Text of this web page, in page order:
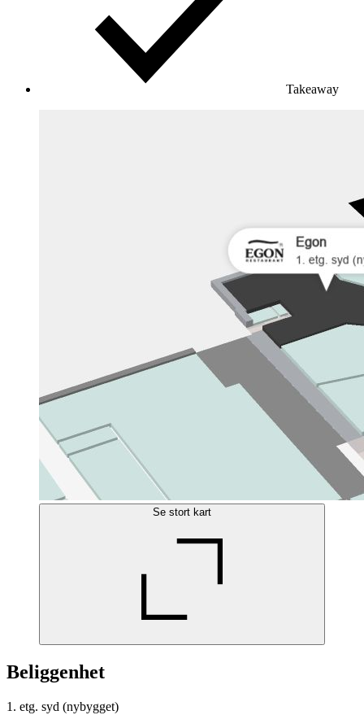
Takeaway
Se stort kart
Beliggenhet
1. etg. syd (nybygget)